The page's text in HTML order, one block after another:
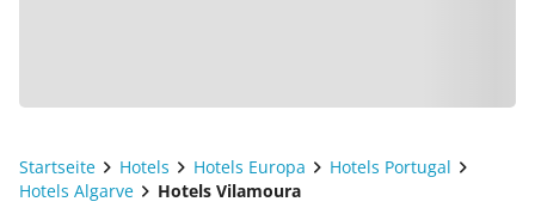
Startseite Hotels Hotels Europa
Hotels Portugal
Hotels Algarve
Hotels Vilamoura